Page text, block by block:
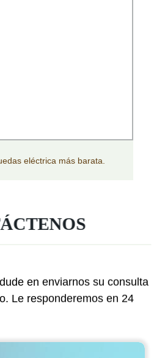
eléctrica más barata.
en enviarnos su consulta
Le responderemos en 24